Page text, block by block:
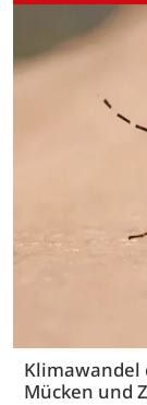
Klimawandel
Mücken und